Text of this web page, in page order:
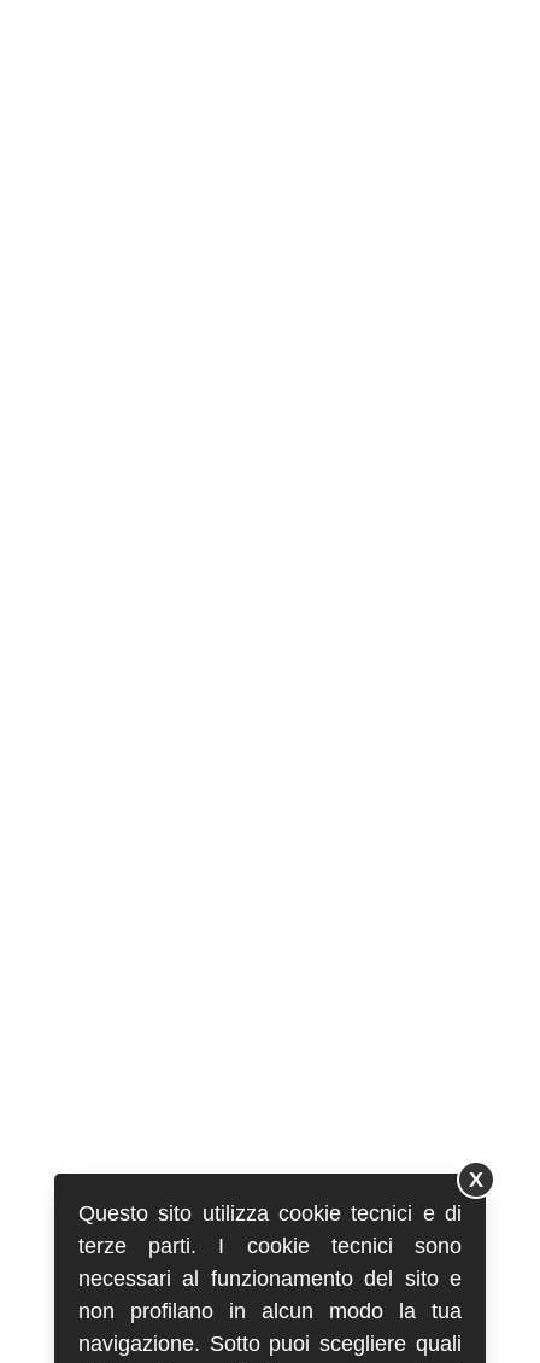
Questo sito utilizza cookie tecnici e di
terze parti. I cookie tecnici sono
necessari al funzionamento del sito e
non profilano in alcun modo la tua
navigazione. Sotto puoi scegliere quali
X